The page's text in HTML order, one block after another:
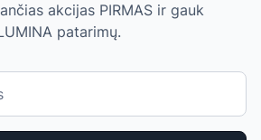
akcijas PIRMAS ir gauk
patarimų.